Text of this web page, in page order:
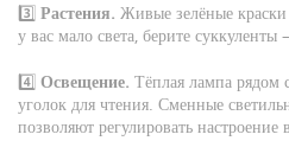
3️⃣ Растения. Живые зелёные
у вас мало света, берите
4️⃣ Освещение. Тёплая лампа рядом
уголок для чтения. Сменные
позволяют регулировать настроение